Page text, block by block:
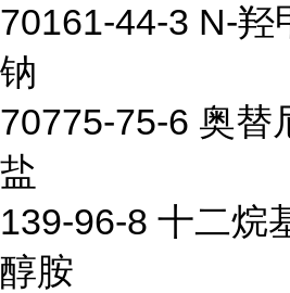
70161-44-3 N-羟
钠
70775-75-6 奥替
盐
139-96-8 十二烷
醇胺